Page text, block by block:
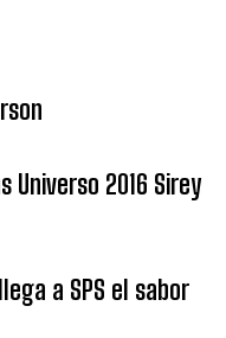
Universo 2016 Sirey
a SPS el sabor